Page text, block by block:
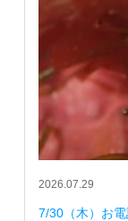
2026.07.29
7/30（木）お電